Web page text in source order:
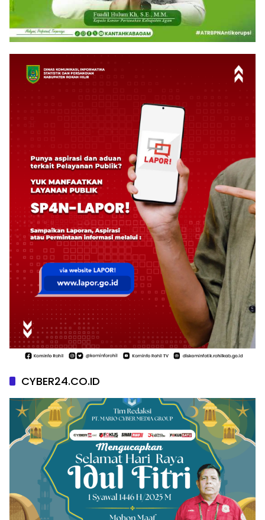
CYBER24.CO.ID